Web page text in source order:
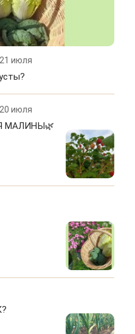
21 июля
20 июля
МАЛИНЫ🌿